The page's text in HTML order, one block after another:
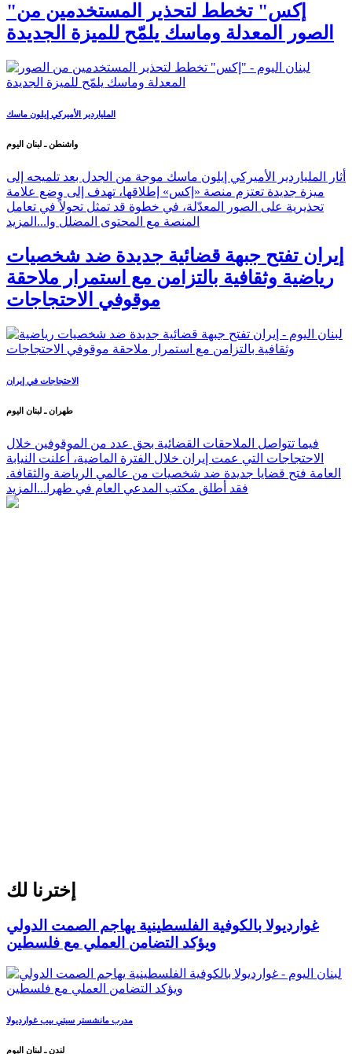
"إكس" تخطط لتحذير المستخدمين من
الصور المعدلة وماسك يلمّح للميزة الجديدة
الملياردير الأميركي إيلون ماسك
واشنطن ـ لبنان اليوم
أثار الملياردير الأميركي إيلون ماسك موجة من الجدل بعد تلميحه إلى
ميزة جديدة تعتزم منصة «إكس» إطلاقها، تهدف إلى وضع علامة
تحذيرية على الصور المعدّلة، في خطوة قد تمثل تحولاً في تعامل
المنصة مع المحتوى المضلل وا... المزيد
إيران تفتح جبهة قضائية جديدة ضد شخصيات
رياضية وثقافية بالتزامن مع استمرار ملاحقة
موقوفي الاحتجاجات
الاحتجاجات في إيران
طهران ـ لبنان اليوم
فيما تتواصل الملاحقات القضائية بحق عدد من الموقوفين خلال
الاحتجاجات التي عمت إيران خلال الفترة الماضية، أعلنت النيابة
العامة فتح قضايا جديدة ضد شخصيات من عالمي الرياضة والثقافة.
فقد أطلق مكتب المدعي العام في طهرا... المزيد
إخترنا لك
غوارديولا بالكوفية الفلسطينية يهاجم الصمت الدولي
ويؤكد التضامن العملي مع فلسطين
مدرب مانشستر سيتي بيب غوارديولا
لندن ـ لبنان اليوم